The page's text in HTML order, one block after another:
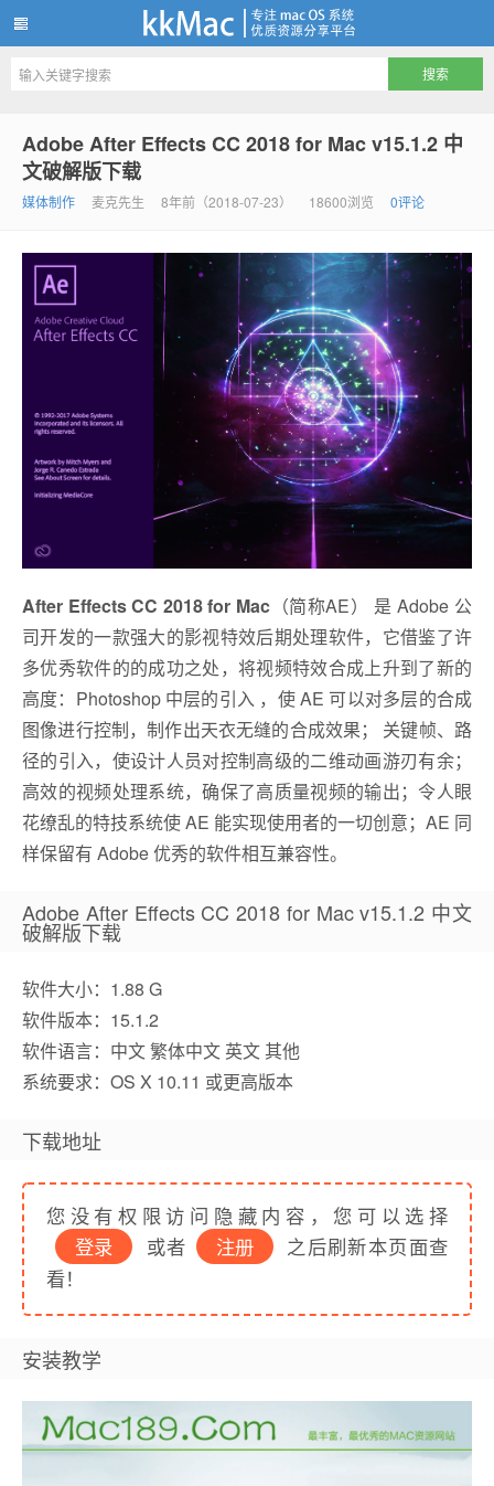
Adobe After Effects CC 2018 for Mac v15.1.2 中
文破解版下载
媒体制作 麦克先生 8年前（2018-07-23） 18600浏览 0评论
After Effects CC 2018 for Mac （简称AE） 是 Adobe 公
司开发的一款强大的影视特效后期处理软件，它借鉴了许
多优秀软件的的成功之处，将视频特效合成上升到了新的
高度：Photoshop 中层的引入 ，使 AE 可以对多层的合成
图像进行控制，制作出天衣无缝的合成效果； 关键帧、路
径的引入，使设计人员对控制高级的二维动画游刃有余；
高效的视频处理系统，确保了高质量视频的输出；令人眼
花缭乱的特技系统使 AE 能实现使用者的一切创意；AE 同
样保留有 Adobe 优秀的软件相互兼容性。
Adobe After Effects CC 2018 for Mac v15.1.2 中文
破解版下载
软件大小：1.88 G
软件版本：15.1.2
软件语言：中文 繁体中文 英文 其他
系统要求：OS X 10.11 或更高版本
下载地址
您没有权限访问隐藏内容，您可以选择
登录
或者 注册
之后刷新本页面查
看！
安装教学